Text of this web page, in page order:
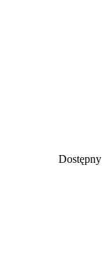
Dostępny